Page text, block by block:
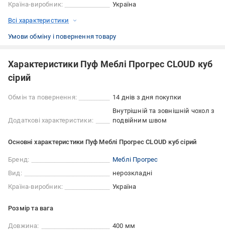
Країна-виробник:
Україна
Всі характеристики
Умови обміну і повернення товару
Характеристики Пуф Меблі Прогрес CLOUD куб
сірий
Обмін та повернення: 14 днів з дня покупки
Додаткові характеристики:
Внутрішній та зовнішній чохол з
подвійним швом
Основні характеристики Пуф Меблі Прогрес CLOUD куб сірий
Бренд:
Меблі Прогрес
Вид:
нерозкладні
Країна-виробник:
Україна
Розмір та вага
Довжина: 400 мм